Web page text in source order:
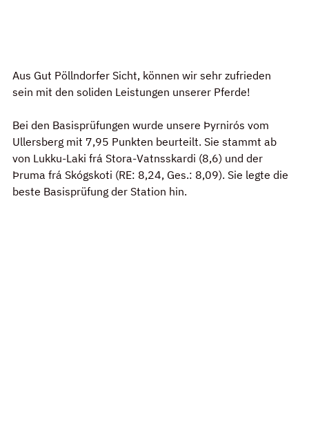
Aus Gut Pöllndorfer Sicht, können wir sehr zufrieden
sein mit den soliden Leistungen unserer Pferde!
Bei den Basisprüfungen wurde unsere Þyrnirós vom
Ullersberg mit 7,95 Punkten beurteilt. Sie stammt ab
von Lukku-Laki frá Stora-Vatnsskardi (8,6) und der
Þruma frá Skógskoti (RE: 8,24, Ges.: 8,09). Sie legte die
beste Basisprüfung der Station hin.